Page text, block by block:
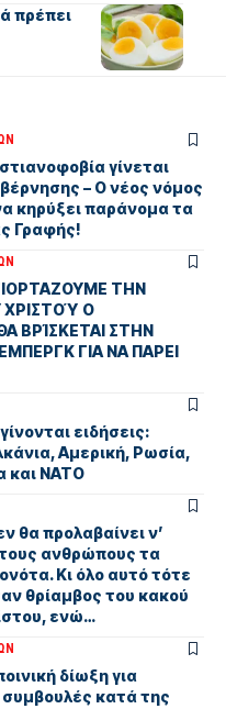
πρέπει
γίνεται
– Ο νέος νόμος
κηρύξει παράνομα τα
Γραφής!
ΤΗΝ
Ο
ΒΡΊΣΚΕΤΑΙ ΣΤΗΝ
ΓΙΑ ΝΑ ΠΑΡΕΙ
ειδήσεις:
Αμερική, Ρωσία,
και ΝΑΤΟ
θα προλαβαίνει ν’
ανθρώπους τα
Κι όλο αυτό τότε
θρίαµβος του κακού
ενώ…
δίωξη για
κατά της